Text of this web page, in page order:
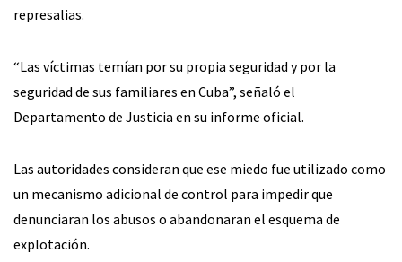
represalias.
“Las víctimas temían por su propia seguridad y por la
seguridad de sus familiares en Cuba”, señaló el
Departamento de Justicia en su informe oficial.
Las autoridades consideran que ese miedo fue utilizado como
un mecanismo adicional de control para impedir que
denunciaran los abusos o abandonaran el esquema de
explotación.